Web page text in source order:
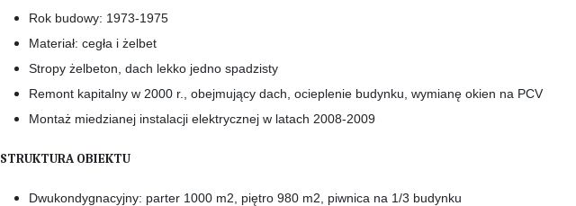
Rok budowy: 1973-1975
Materiał: cegła i żelbet
Stropy żelbeton, dach lekko jedno spadzisty
Remont kapitalny w 2000 r., obejmujący dach, ocieplenie budynku, wymianę okien na PCV
Montaż miedzianej instalacji elektrycznej w latach 2008-2009
STRUKTURA OBIEKTU
Dwukondygnacyjny: parter 1000 m2, piętro 980 m2, piwnica na 1/3 budynku